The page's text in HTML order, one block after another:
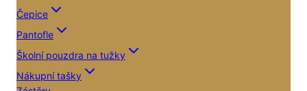
Čepice
Pantofle
Školní pouzdra na tužky
Nákupní tašky